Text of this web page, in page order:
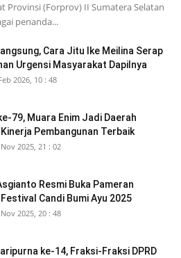
Provinsi (Forprov) II Sumatera Selatan
penanda...
Cara Jitu Ike Meilina Serap
Urgensi Masyarakat Dapilnya
2026, 10 : 48
79, Muara Enim Jadi Daerah
Pembangunan Terbaik
2025, 21 : 02
Resmi Buka Pameran
Festival Candi Bumi Ayu 2025
2025, 20 : 48
ke-14, Fraksi-Fraksi DPRD